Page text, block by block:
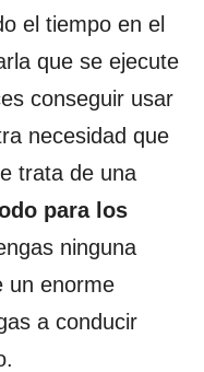
el tiempo en el
que se ejecute
conseguir usar
necesidad que
trata de una
para los
ninguna
un enorme
a conducir